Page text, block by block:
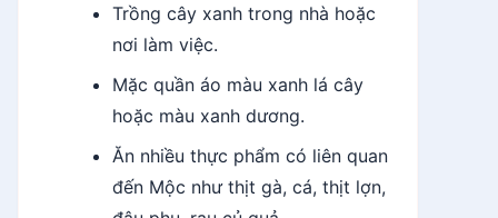
Trồng cây xanh trong nhà hoặc
nơi làm việc.
Mặc quần áo màu xanh lá cây
hoặc màu xanh dương.
Ăn nhiều thực phẩm có liên quan
đến Mộc như thịt gà, cá, thịt lợn,